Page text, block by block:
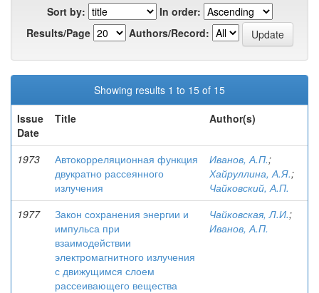
Sort by:
In order:
Results/Page
Authors/Record:
Showing results 1 to 15 of 15
Issue
Date
Title Author(s)
1973
Автокорреляционная функция
двукратно рассеянного
излучения
Иванов, А.П.;
Хайруллина, А.Я.;
Чайковский, А.П.
1977
Закон сохранения энергии и
импульса при
взаимодействии
электромагнитного излучения
с движущимся слоем
рассеивающего вещества
Чайковская, Л.И.;
Иванов, А.П.